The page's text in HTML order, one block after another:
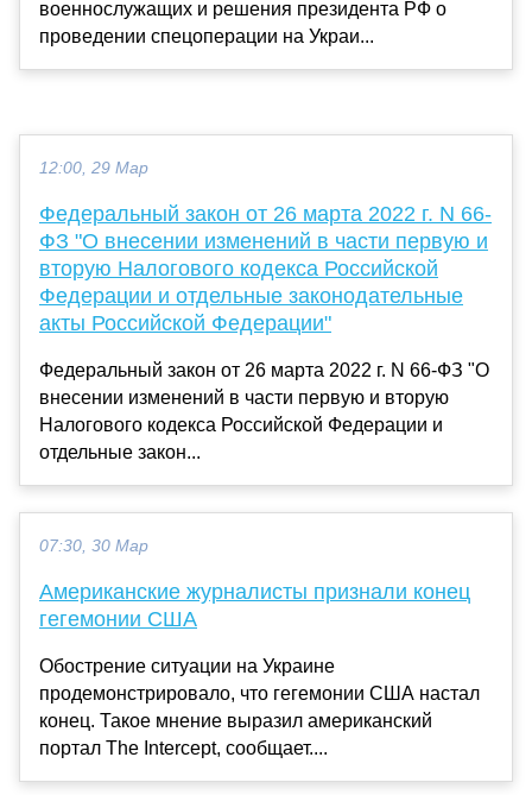
военнослужащих и решения президента РФ о
проведении спецоперации на Украи...
12:00, 29 Мар
Федеральный закон от 26 марта 2022 г. N 66-
ФЗ "О внесении изменений в части первую и
вторую Налогового кодекса Российской
Федерации и отдельные законодательные
акты Российской Федерации"
Федеральный закон от 26 марта 2022 г. N 66-ФЗ "О
внесении изменений в части первую и вторую
Налогового кодекса Российской Федерации и
отдельные закон...
07:30, 30 Мар
Американские журналисты признали конец
гегемонии США
Обострение ситуации на Украине
продемонстрировало, что гегемонии США настал
конец. Такое мнение выразил американский
портал The Intercept, сообщает....